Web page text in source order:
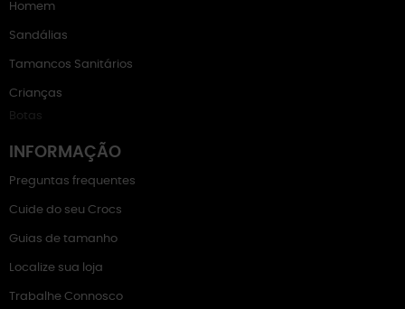
Homem
Sandálias
Tamancos Sanitários
Crianças
Botas
INFORMAÇÃO
Preguntas frequentes
Cuide do seu Crocs
Guias de tamanho
Localize sua loja
Trabalhe Connosco